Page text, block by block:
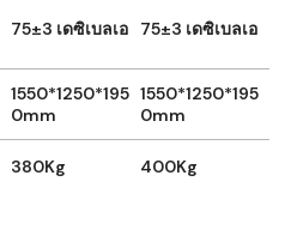
75±3 เดซิเบลเอ 75±3 เดซิเบลเอ
1550*1250*195
0mm
1550*1250*195
0mm
380Kg 400Kg